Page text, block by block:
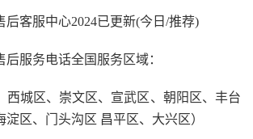
后客服中心2024已更新(今日/推荐)
后服务电话全国服务区域：
西城区、崇文区、宣武区、朝阳区、丰台
淀区、门头沟区 昌平区、大兴区）